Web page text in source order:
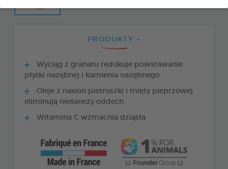
PRODUKTY +
Wyciąg z granatu redukuje powstawanie
płytki nazębnej i kamienia nazębnego
Oleje z nasion pietruszki i mięty pieprzowej
eliminują nieświeży oddech
Witamina C wzmacnia dziąsła